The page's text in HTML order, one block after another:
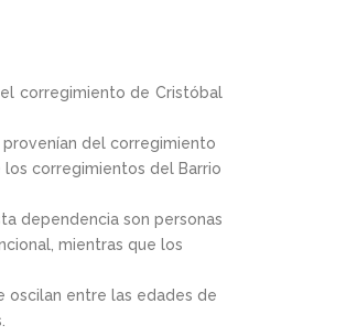
corregimiento de Cristóbal
del corregimiento
corregimientos del Barrio
dependencia son personas
mientras que los
oscilan entre las edades de